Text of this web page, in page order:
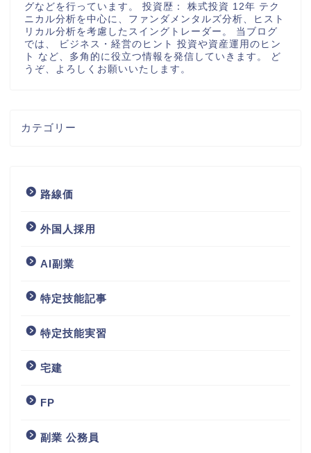
グなどを行っています。 投資歴： 株式投資 12年 テク
ニカル分析を中心に、ファンダメンタルズ分析、ヒスト
リカル分析を考慮したスイングトレーダー。 当ブログ
では、 ビジネス・経営のヒント 投資や資産運用のヒン
ト など、多角的に役立つ情報を発信していきます。 ど
うぞ、よろしくお願いいたします。
カテゴリー
路線価
外国人採用
AI副業
特定技能記事
特定技能実習
宅建
FP
副業 公務員